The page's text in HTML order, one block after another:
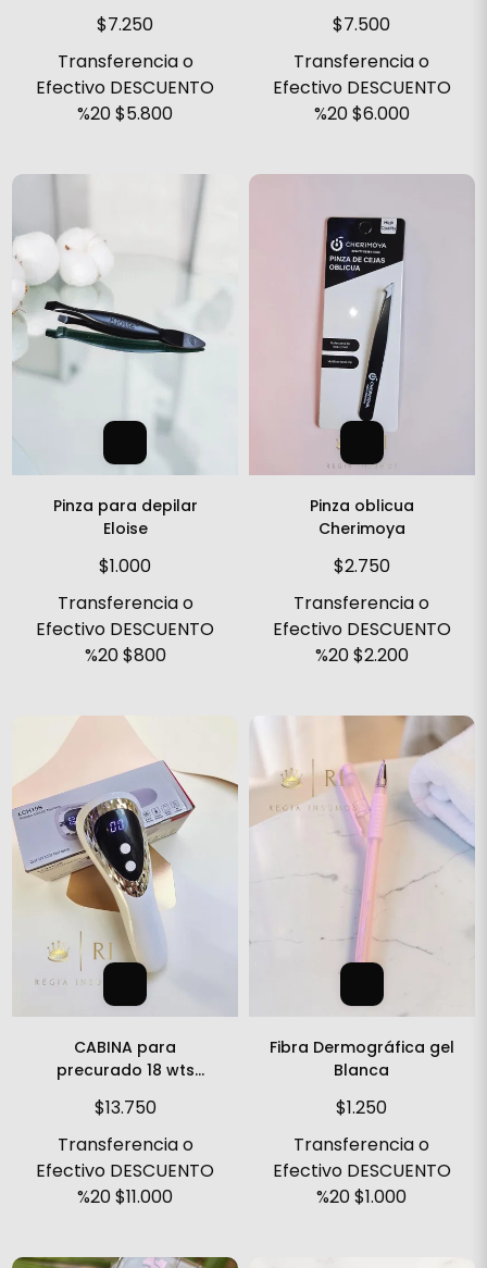
$7.250
Transferencia o
Efectivo DESCUENTO
%20$5.800
$7.500
Transferencia o
Efectivo DESCUENTO
%20$6.000
Pinza para depilar
Eloise
$1.000
Transferencia o
Efectivo DESCUENTO
%20$800
Pinza oblicua
Cherimoya
$2.750
Transferencia o
Efectivo DESCUENTO
%20$2.200
CABINA para
precurado 18 wts
$13.750
Transferencia o
Efectivo DESCUENTO
%20$11.000
Fibra Dermográfica gel
Blanca
$1.250
Transferencia o
Efectivo DESCUENTO
%20$1.000